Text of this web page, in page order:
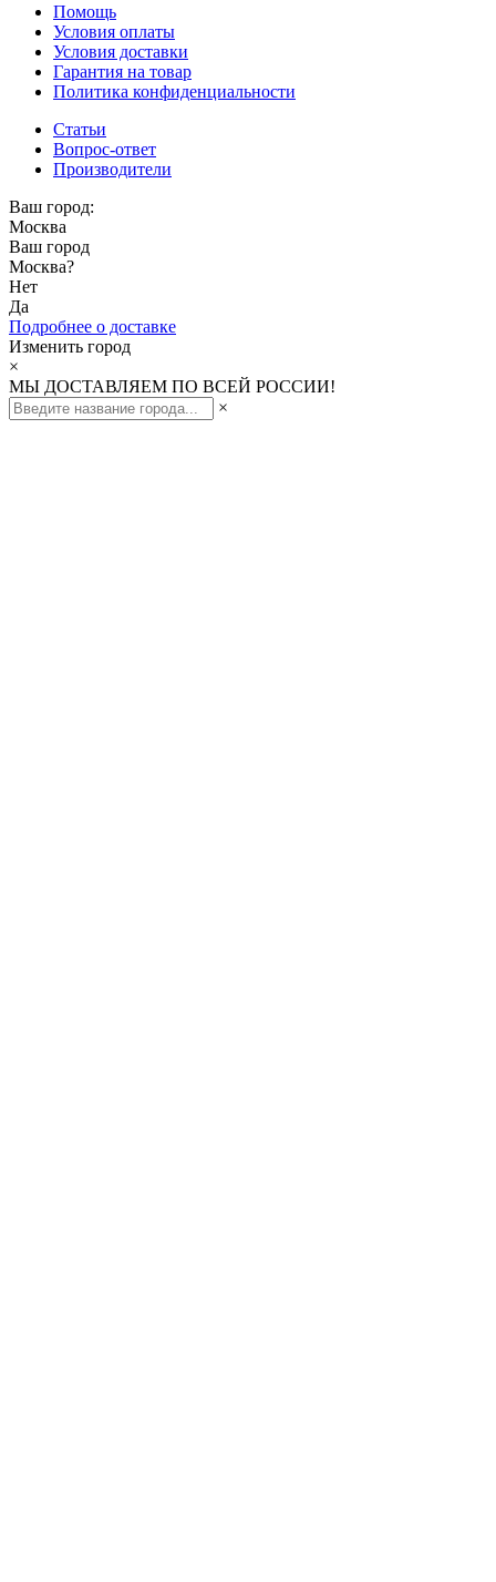
Помощь
Условия оплаты
Условия доставки
Гарантия на товар
Политика конфиденциальности
Статьи
Вопрос-ответ
Производители
Ваш город:
Москва
Ваш город
Москва?
Нет
Да
Подробнее о доставке
Изменить город
×
МЫ ДОСТАВЛЯЕМ ПО ВСЕЙ РОССИИ!
×